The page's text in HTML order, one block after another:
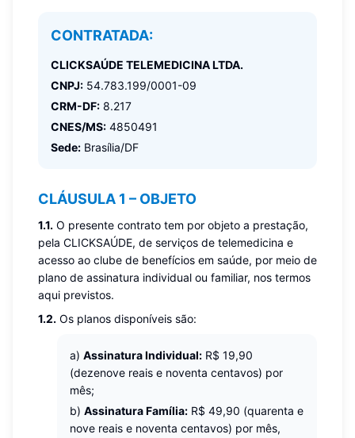
CONTRATADA:
CLICKSAÚDE TELEMEDICINA LTDA.
CNPJ: 54.783.199/0001-09
CRM-DF: 8.217
CNES/MS: 4850491
Sede: Brasília/DF
CLÁUSULA 1 – OBJETO
1.1. O presente contrato tem por objeto a prestação,
pela CLICKSAÚDE, de serviços de telemedicina e
acesso ao clube de benefícios em saúde, por meio de
plano de assinatura individual ou familiar, nos termos
aqui previstos.
1.2. Os planos disponíveis são:
a) Assinatura Individual: R$ 19,90
(dezenove reais e noventa centavos) por
mês;
b) Assinatura Família: R$ 49,90 (quarenta e
nove reais e noventa centavos) por mês,